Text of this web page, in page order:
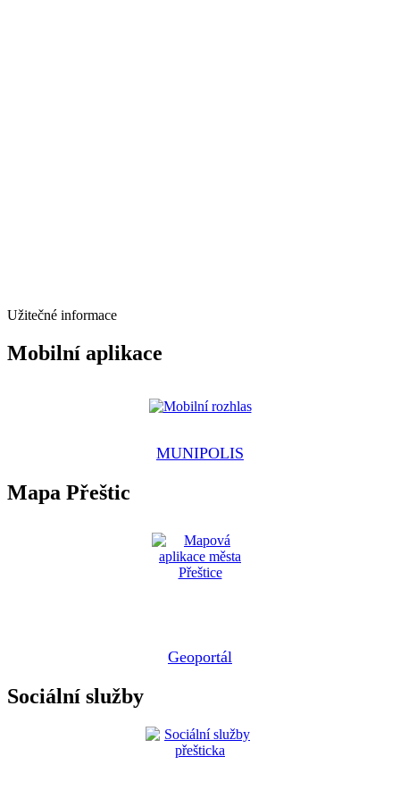
Užitečné informace
Mobilní aplikace
MUNIPOLIS
Mapa Přeštic
Geoportál
Sociální služby